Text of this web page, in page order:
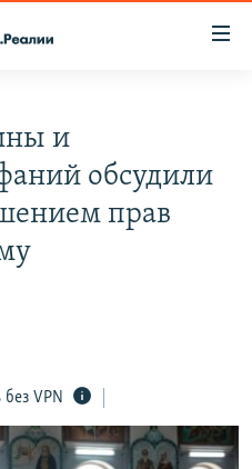
и
обсудили
прав
VPN